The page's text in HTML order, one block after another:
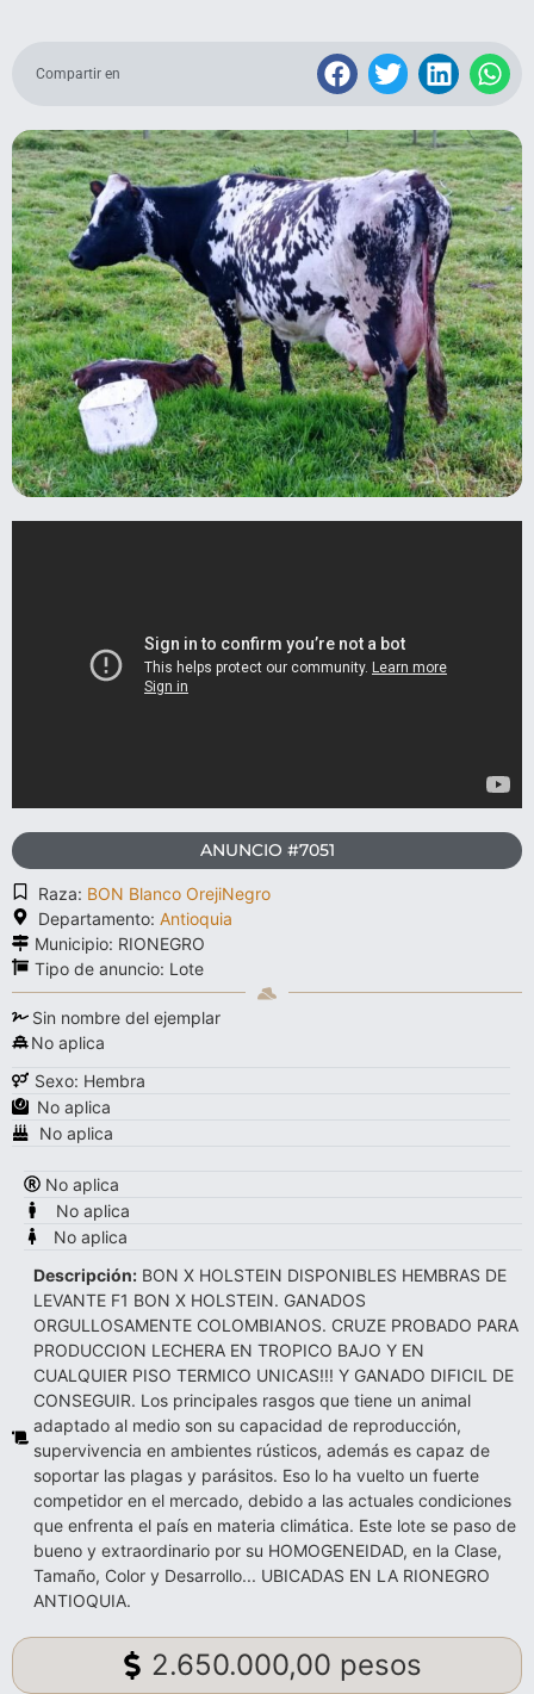
Compartir en
ANUNCIO #7051
Raza: BON Blanco OrejiNegro
Departamento: Antioquia
Municipio: RIONEGRO
Tipo de anuncio: Lote
Sin nombre del ejemplar
No aplica
Sexo: Hembra
No aplica
No aplica
No aplica
No aplica
No aplica
Descripción: BON X HOLSTEIN DISPONIBLES HEMBRAS DE
LEVANTE F1 BON X HOLSTEIN. GANADOS
ORGULLOSAMENTE COLOMBIANOS. CRUZE PROBADO PARA
PRODUCCION LECHERA EN TROPICO BAJO Y EN
CUALQUIER PISO TERMICO UNICAS!!! Y GANADO DIFICIL DE
CONSEGUIR. Los principales rasgos que tiene un animal
adaptado al medio son su capacidad de reproducción,
supervivencia en ambientes rústicos, además es capaz de
soportar las plagas y parásitos. Eso lo ha vuelto un fuerte
competidor en el mercado, debido a las actuales condiciones
que enfrenta el país en materia climática. Este lote se paso de
bueno y extraordinario por su HOMOGENEIDAD, en la Clase,
Tamaño, Color y Desarrollo... UBICADAS EN LA RIONEGRO
ANTIOQUIA.
2.650.000,00 pesos